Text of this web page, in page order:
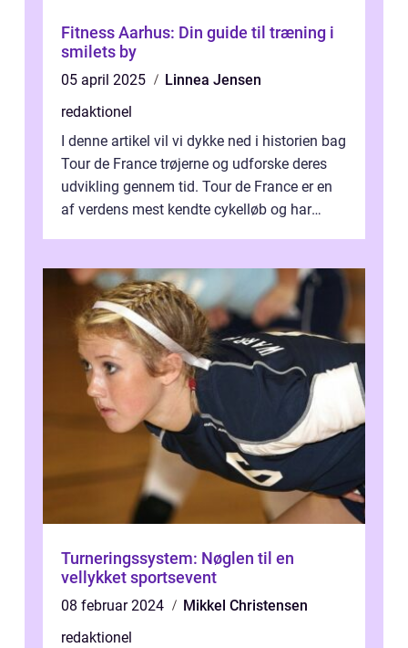
Fitness Aarhus: Din guide til træning i
smilets by
05 april 2025
Linnea Jensen
redaktionel
I denne artikel vil vi dykke ned i historien bag
Tour de France trøjerne og udforske deres
udvikling gennem tid. Tour de France er en
af verdens mest kendte cykelløb og har
Turneringssystem: Nøglen til en
vellykket sportsevent
08 februar 2024
Mikkel Christensen
redaktionel